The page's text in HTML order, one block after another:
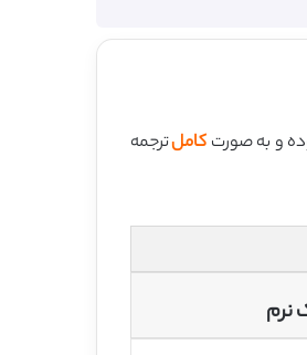
و به صورت کاملترجمه
نرم